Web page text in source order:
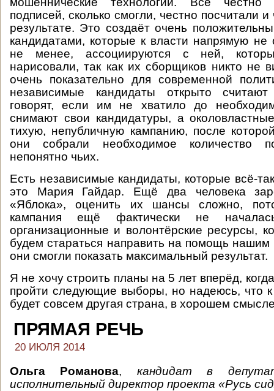
подписей, сколько смогли, честно посчитали
результате. Это создаёт очень
кандидатами, которые к власти напрямую не
не менее, ассоциируются с ней,
нарисовали, так как их сборщиков никто не
очень показательно для современной
независимые кандидаты открыто
говорят, если им не хватило до
снимают свои кандидатуры, а
тихую, непубличную кампанию, после
они собрали необходимое количество
непонятно чьих.
Есть независимые кандидаты, которые всё-
это Мария Гайдар. Ещё два человека
«Яблока», оценить их шансы сложно,
кампания ещё фактически не
организационные и волонтёрские ресурсы,
будем стараться направить на помощь
они смогли показать максимальный результат.
Я не хочу строить планы на 5 лет вперёд,
пройти следующие выборы, но надеюсь, что
будет совсем другая страна, в хорошем
ПРЯМАЯ РЕЧЬ
20 ИЮЛЯ 2014
Ольга Романова, кандидат в
исполнительный директор проекта «Русь